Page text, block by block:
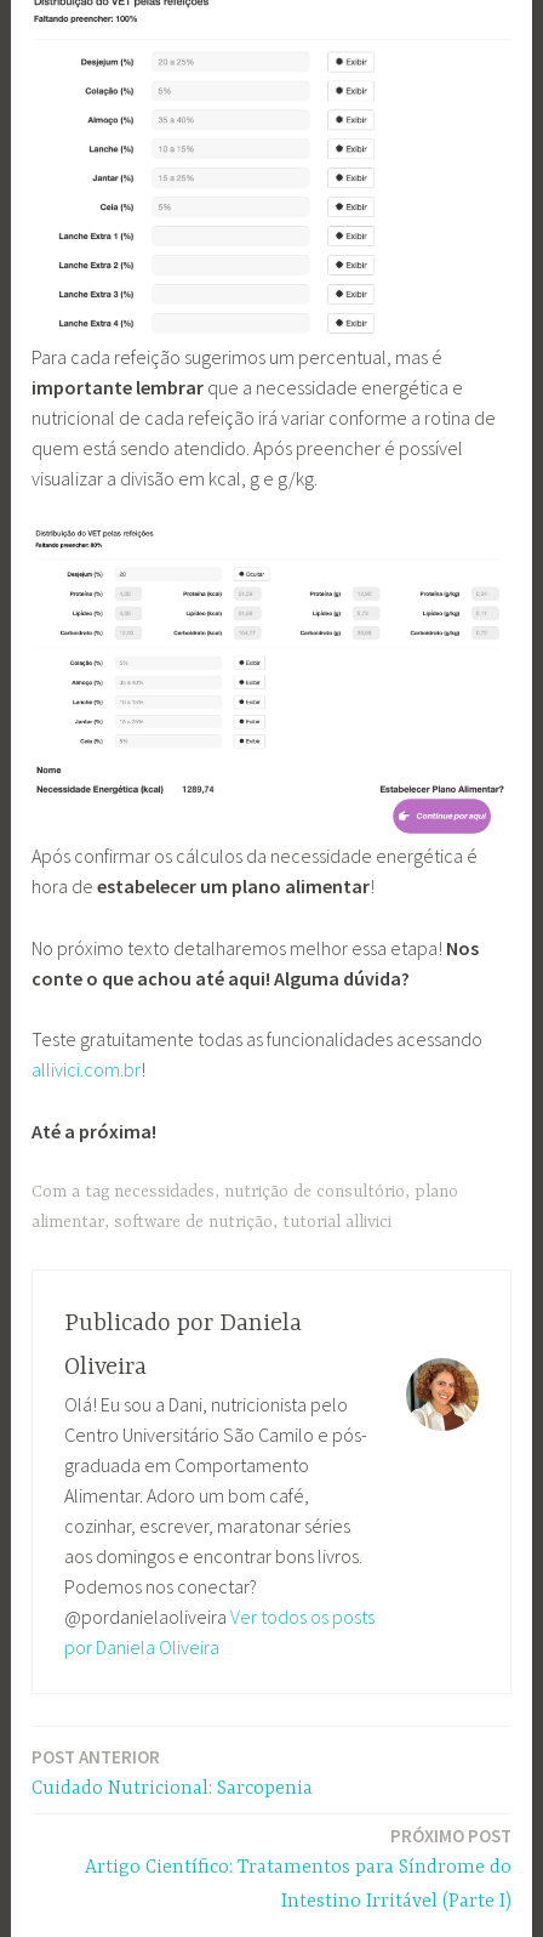
Para cada refeição sugerimos um percentual, mas é
importante lembrar que a necessidade energética e
nutricional de cada refeição irá variar conforme a rotina de
quem está sendo atendido. Após preencher é possível
visualizar a divisão em kcal, g e g/kg.
Após confirmar os cálculos da necessidade energética é
hora deestabelecer um plano alimentar!
No próximo texto detalharemos melhor essa etapa! Nos
conte o que achou até aqui! Alguma dúvida?
Teste gratuitamente todas as funcionalidades acessando
allivici.com.br!
Até a próxima!
Com a tag necessidades, nutrição de consultório, plano
alimentar,software de nutrição, tutorial allivici
Publicado por Daniela
Oliveira
Olá! Eu sou a Dani, nutricionista pelo
Centro Universitário São Camilo e pós-
graduada em Comportamento
Alimentar. Adoro um bom café,
cozinhar, escrever, maratonar séries
aos domingos e encontrar bons livros.
Podemos nos conectar?
@pordanielaoliveira Ver todos os posts
por Daniela Oliveira
Navegação
POST ANTERIOR
Cuidado Nutricional: Sarcopenia
PRÓXIMO POST
Artigo Científico: Tratamentos para Síndrome do
Intestino Irritável (Parte I)